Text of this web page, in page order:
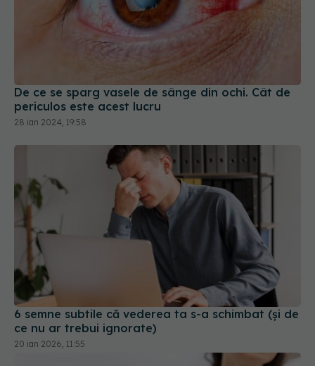
De ce se sparg vasele de sânge din ochi. Cât de
periculos este acest lucru
28 ian 2024, 19:58
6 semne subtile că vederea ta s-a schimbat (și de
ce nu ar trebui ignorate)
20 ian 2026, 11:55